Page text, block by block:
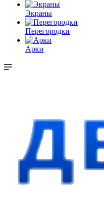
Экраны
Перегородки
Арки